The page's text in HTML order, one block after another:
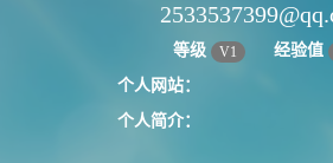
等级 V1 经验值
个人网站：
个人简介：